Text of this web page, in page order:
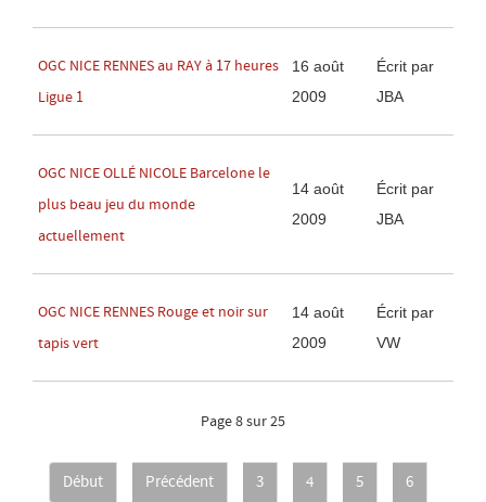
OGC NICE RENNES au RAY à 17 heures
Ligue 1
16 août
2009
Écrit par
JBA
OGC NICE OLLÉ NICOLE Barcelone le
plus beau jeu du monde
actuellement
14 août
2009
Écrit par
JBA
OGC NICE RENNES Rouge et noir sur
tapis vert
14 août
2009
Écrit par
VW
Page 8 sur 25
Début Précédent 3 4 5 6